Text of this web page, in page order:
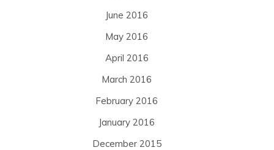
June 2016
May 2016
April 2016
March 2016
February 2016
January 2016
December 2015